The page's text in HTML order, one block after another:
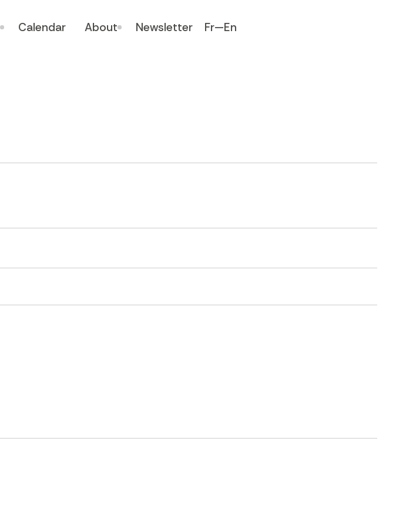
Calendar About Newsletter Fr—En